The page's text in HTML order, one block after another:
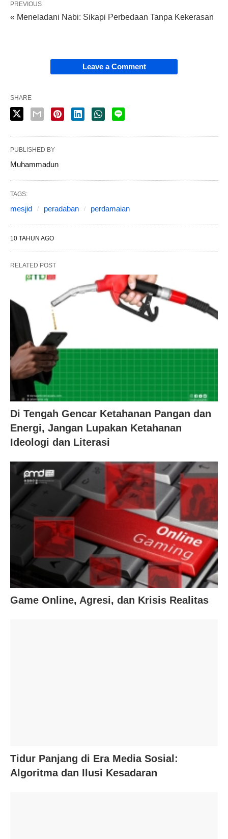
PREVIOUS
« Meneladani Nabi: Sikapi Perbedaan Tanpa Kekerasan
Leave a Comment
SHARE
PUBLISHED BY
Muhammadun
TAGS:
mesjid peradaban perdamaian
10 TAHUN AGO
RELATED POST
Di Tengah Gencar Ketahanan Pangan dan
Energi, Jangan Lupakan Ketahanan
Ideologi dan Literasi
Game Online, Agresi, dan Krisis Realitas
Tidur Panjang di Era Media Sosial:
Algoritma dan Ilusi Kesadaran